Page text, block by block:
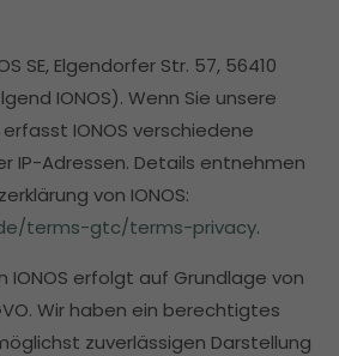
SE, Elgendorfer Str. 57, 56410
IONOS). Wenn Sie unsere
IONOS verschiedene
IP-Adressen. Details entnehmen
von IONOS:
terms-gtc/terms-privacy.
IONOS erfolgt auf Grundlage von
Wir haben ein berechtigtes
zuverlässigen Darstellung